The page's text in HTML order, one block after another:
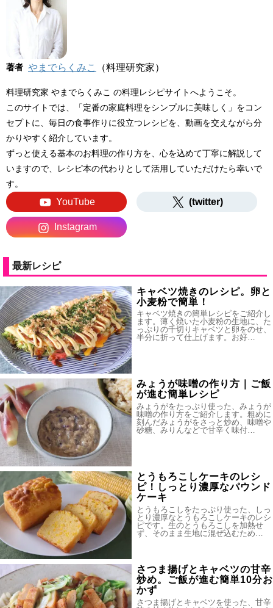
著者 やまでらくみこ （料理研究家）
料理研究家 やまでらくみこ の料理レシピサイトへようこそ。
このサイトでは、「定番の家庭料理をシンプルに美味しく」をコン
セプトに、毎日の食事作りに役立つレシピを、動画を交えながら分
かりやすく紹介しています。
ずっと使える基本のお料理の作り方を、心を込めて丁寧に解説して
いますので、レシピ本の代わりとして活用していただけたら幸いで
す。
YouTube (twitter)
Instagram
最新レシピ
キャベツ焼きのレシピ。卵と
小麦粉で簡単！
キャベツ焼きの簡単レシピをご紹介し
ます。薄く焼いた小麦粉の生地に、た
っぷりの千切りキャベツと卵をのせ、
半分に折って仕上げます。お好…
みょうが味噌の作り方｜ご飯
が進む簡単レシピ
みょうがをたっぷり使った、みょうが
味噌の作り方をご紹介します。粗めに
刻んだみょうがをさっと炒め、味噌や
砂糖、みりんなどで甘辛く味付…
とうもろこしケーキのレシ
ピ！しっとり濃厚なパウンド
ケーキ
とうもろこしをたっぷり使った、しっ
とり濃厚なとうもろこしケーキのレシ
ピです。生のとうもろこしを加熱せ
ず、そのまま生地に混ぜ込むため…
さつま揚げとキャベツの甘辛
炒め。ご飯が進む簡単10分お
かず
さつま揚げとキャベツを使った、甘辛